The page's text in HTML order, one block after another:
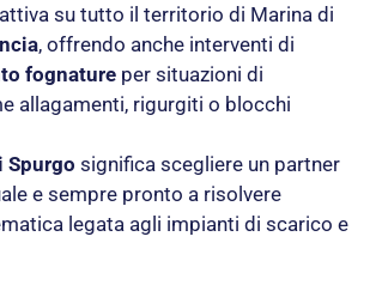
su tutto il territorio di Marina di
, offrendo anche interventi di
fognature per situazioni di
allagamenti, rigurgiti o blocchi
Spurgo significa scegliere un partner
e sempre pronto a risolvere
legata agli impianti di scarico e